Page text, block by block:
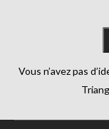
Vous n’avez pas